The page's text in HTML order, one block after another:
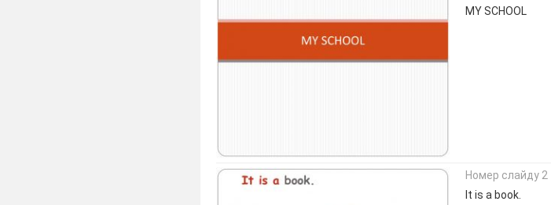
MY SCHOOL
Номер слайду 2
It is a book.